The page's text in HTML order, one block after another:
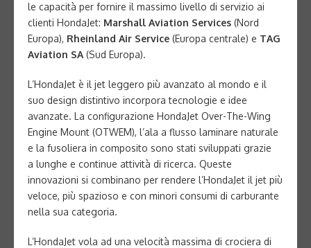
le capacità per fornire il massimo livello di servizio ai
clienti HondaJet: Marshall Aviation Services (Nord
Europa), Rheinland Air Service (Europa centrale) e TAG
Aviation SA (Sud Europa).
L’HondaJet è il jet leggero più avanzato al mondo e il
suo design distintivo incorpora tecnologie e idee
avanzate. La configurazione HondaJet Over-The-Wing
Engine Mount (OTWEM), l’ala a flusso laminare naturale
e la fusoliera in composito sono stati sviluppati grazie
a lunghe e continue attività di ricerca. Queste
innovazioni si combinano per rendere l’HondaJet il jet più
veloce, più spazioso e con minori consumi di carburante
nella sua categoria.
L’HondaJet vola ad una velocità massima di crociera di